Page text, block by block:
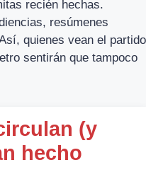
recién hechas.
resúmenes
quienes vean el partido
sentirán que tampoco
(y
hecho